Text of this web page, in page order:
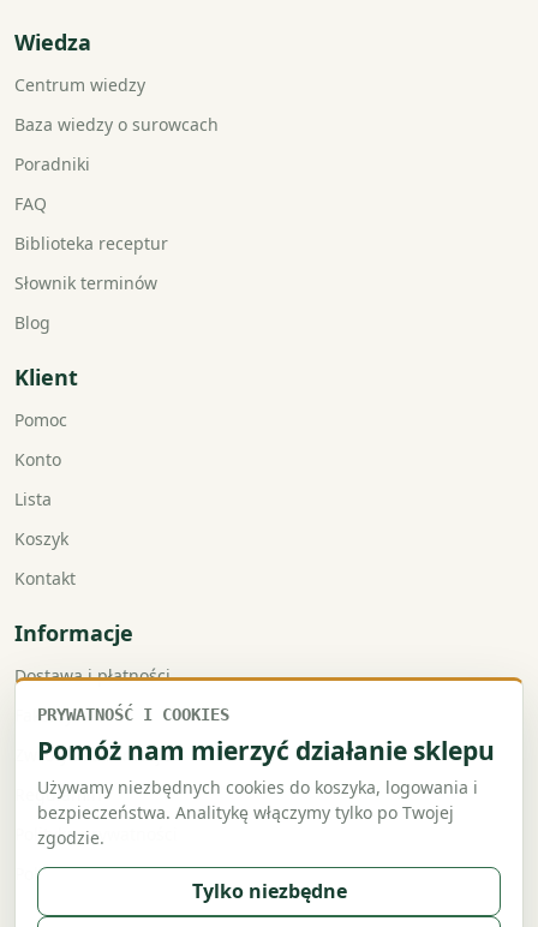
Wiedza
Centrum wiedzy
Baza wiedzy o surowcach
Poradniki
FAQ
Biblioteka receptur
Słownik terminów
Blog
Klient
Pomoc
Konto
Lista
Koszyk
Kontakt
Informacje
Dostawa i płatności
Faktury VAT
Zwroty i reklamacje
Regulamin
Polityka prywatności
Polityka cookies
PRYWATNOŚĆ I COOKIES
Pomóż nam mierzyć działanie sklepu
Używamy niezbędnych cookies do koszyka, logowania i
bezpieczeństwa. Analitykę włączymy tylko po Twojej
zgodzie.
Tylko niezbędne